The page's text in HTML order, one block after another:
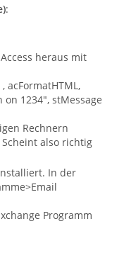
:
heraus mit
acFormatHTML,
1234", stMessage
Rechnern
also richtig
In der
Programm